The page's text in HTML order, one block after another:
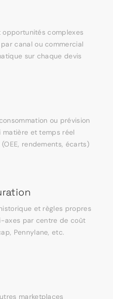
complexes
canal ou commercial
sur chaque devis
ou prévision
matière et temps réel
rendements, écarts)
et règles propres
axes par centre de coût
Pennylane, etc.
marketplaces